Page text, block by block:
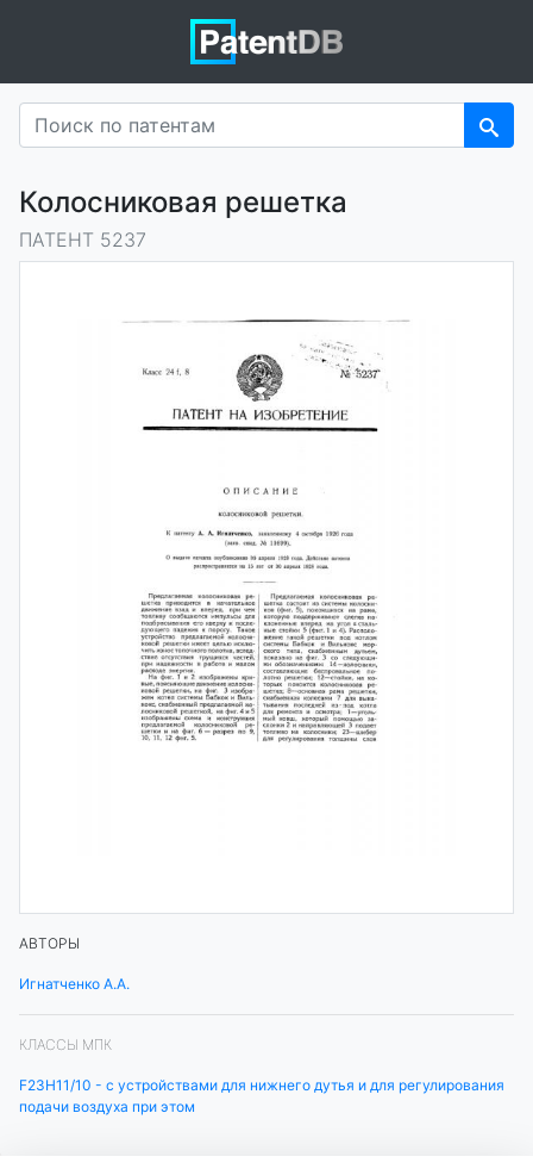
Колосниковая решетка
ПАТЕНТ 5237
АВТОРЫ
Игнатченко А.А.
КЛАССЫ МПК
F23H11/10 - с устройствами для нижнего дутья и для регулирования
подачи воздуха при этом